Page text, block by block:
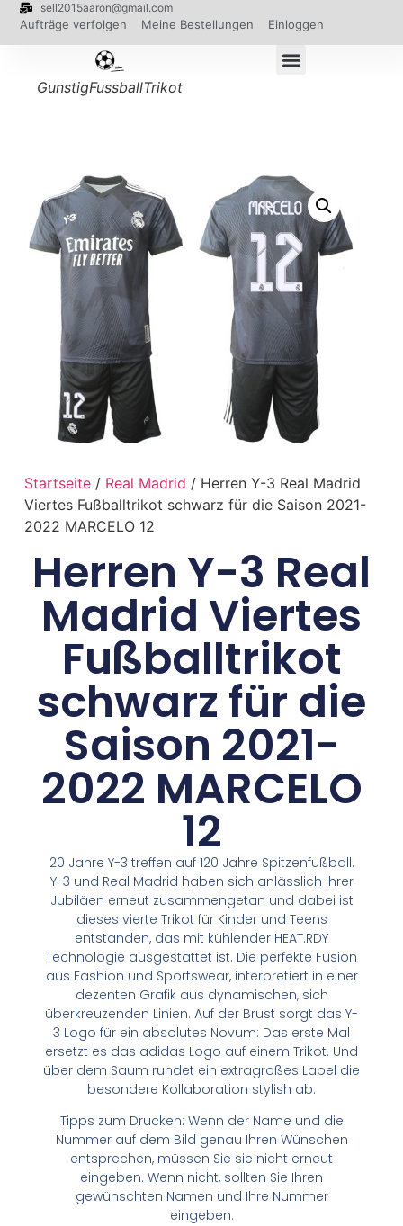
sell2015aaron@gmail.com
Aufträge verfolgen Meine Bestellungen Einloggen
GunstigFussballTrikot
Startseite/ Real Madrid / Herren Y-3 Real Madrid
Viertes Fußballtrikot schwarz für die Saison 2021-
2022 MARCELO 12
Herren Y-3 Real
Madrid Viertes
Fußballtrikot
schwarz für die
Saison 2021-
2022 MARCELO
12
20 Jahre Y-3 treffen auf 120 Jahre Spitzenfußball.
Y-3 und Real Madrid haben sich anlässlich ihrer
Jubiläen erneut zusammengetan und dabei ist
dieses vierte Trikot für Kinder und Teens
entstanden, das mit kühlender HEAT.RDY
Technologie ausgestattet ist. Die perfekte Fusion
aus Fashion und Sportswear, interpretiert in einer
dezenten Grafik aus dynamischen, sich
überkreuzenden Linien. Auf der Brust sorgt das Y-
3 Logo für ein absolutes Novum: Das erste Mal
ersetzt es das adidas Logo auf einem Trikot. Und
über dem Saum rundet ein extragroßes Label die
besondere Kollaboration stylish ab.
Tipps zum Drucken: Wenn der Name und die
Nummer auf dem Bild genau Ihren Wünschen
entsprechen, müssen Sie sie nicht erneut
eingeben. Wenn nicht, sollten Sie Ihren
gewünschten Namen und Ihre Nummer
eingeben.